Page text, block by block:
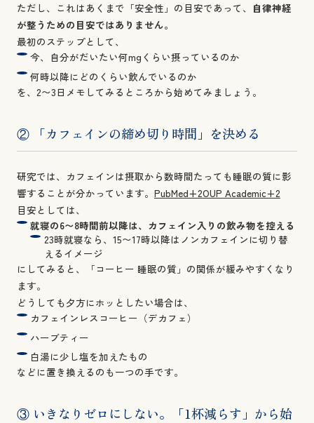
ただし、これはあくまで「安全性」の目安であって、 自律神経
が整うための目安ではありません。
最初のステップとして、
今、自分がだいたい何mgくらい摂っているのか
何時以降にどのくらい飲んでいるのか
を、2〜3日メモしてみるところから始めてみましょう。
② 「カフェインの締め切り時間」を決める
研究では、カフェインは摂取から数時間たっても睡眠の質に影
響することが分かっています。 PubMed+2OUP Academic+2
目安としては、
就寝の6〜8時間前以降は、カフェイン入りの飲み物を控える
23時就寝なら、15〜17時以降はノンカフェインに切り替
えるイメージ
にしてみると、「コーヒー 睡眠の質」の関係が緩みやすくなり
ます。
どうしても夕方にホッとしたい場合は、
カフェインレスコーヒー（デカフェ）
ハーブティー
白湯に少し塩を加えたもの
などに置き換えるのも一つの手です。
③ いきなりゼロにしない。「1杯減らす」から始